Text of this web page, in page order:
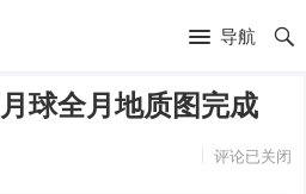
导航
球全月地质图完成
评论已关闭